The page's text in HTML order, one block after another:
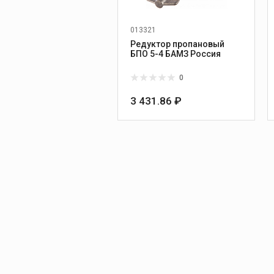
013321
Редуктор пропановый
БПО 5-4 БАМЗ Россия
0
3 431.86 ₽